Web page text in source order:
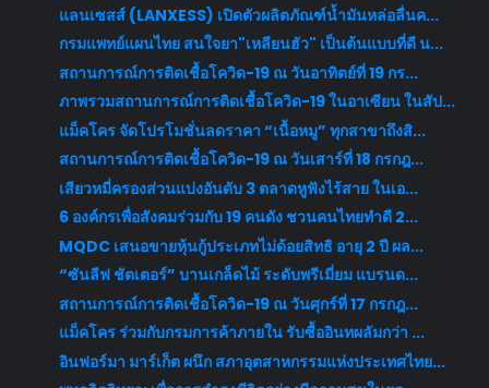
แลนเซสส์ (LANXESS) เปิดตัวผลิตภัณฑ์น้ำมันหล่อลื่นค...
กรมแพทย์แผนไทย สนใจยา"เหลียนฮัว" เป็นต้นแบบที่ดี น...
สถานการณ์การติดเชื้อโควิด-19 ณ วันอาทิตย์ที่ 19 กร...
ภาพรวมสถานการณ์การติดเชื้อโควิด-19 ในอาเซียน ในสัป...
แม็คโคร จัดโปรโมชั่นลดราคา “เนื้อหมู” ทุกสาขาถึงสิ...
สถานการณ์การติดเชื้อโควิด-19 ณ วันเสาร์ที่ 18 กรกฎ...
เสียวหมี่ครองส่วนแบ่งอันดับ 3 ตลาดหูฟังไร้สาย ในเอ...
6 องค์กรเพื่อสังคมร่วมกับ 19 คนดัง ชวนคนไทยทำดี 2...
MQDC เสนอขายหุ้นกู้ประเภทไม่ด้อยสิทธิ อายุ 2 ปี ผล...
“ซันลีฟ ชัตเตอร์” บานเกล็ดไม้ ระดับพรีเมี่ยม แบรนด...
สถานการณ์การติดเชื้อโควิด-19 ณ วันศุกร์ที่ 17 กรกฎ...
แม็คโคร ร่วมกับกรมการค้าภายใน รับซื้ออินทผลัมกว่า ...
อินฟอร์มา มาร์เก็ต ผนึก สภาอุตสาหกรรมแห่งประเทศไทย...